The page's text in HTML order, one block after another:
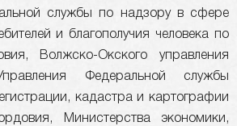
службы по надзору в сфере
и благополучия человека по
Волжско-Окского управления
Федеральной службы
кадастра и картографии
Министерства экономики,